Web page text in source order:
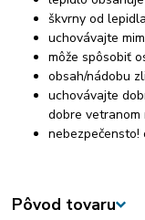
škvrny od
uchovávajte
môže spôsobiť
obsah/nádobu
uchovávajte
dobre vetranom
nebezpečensto!
Pôvod tovaru